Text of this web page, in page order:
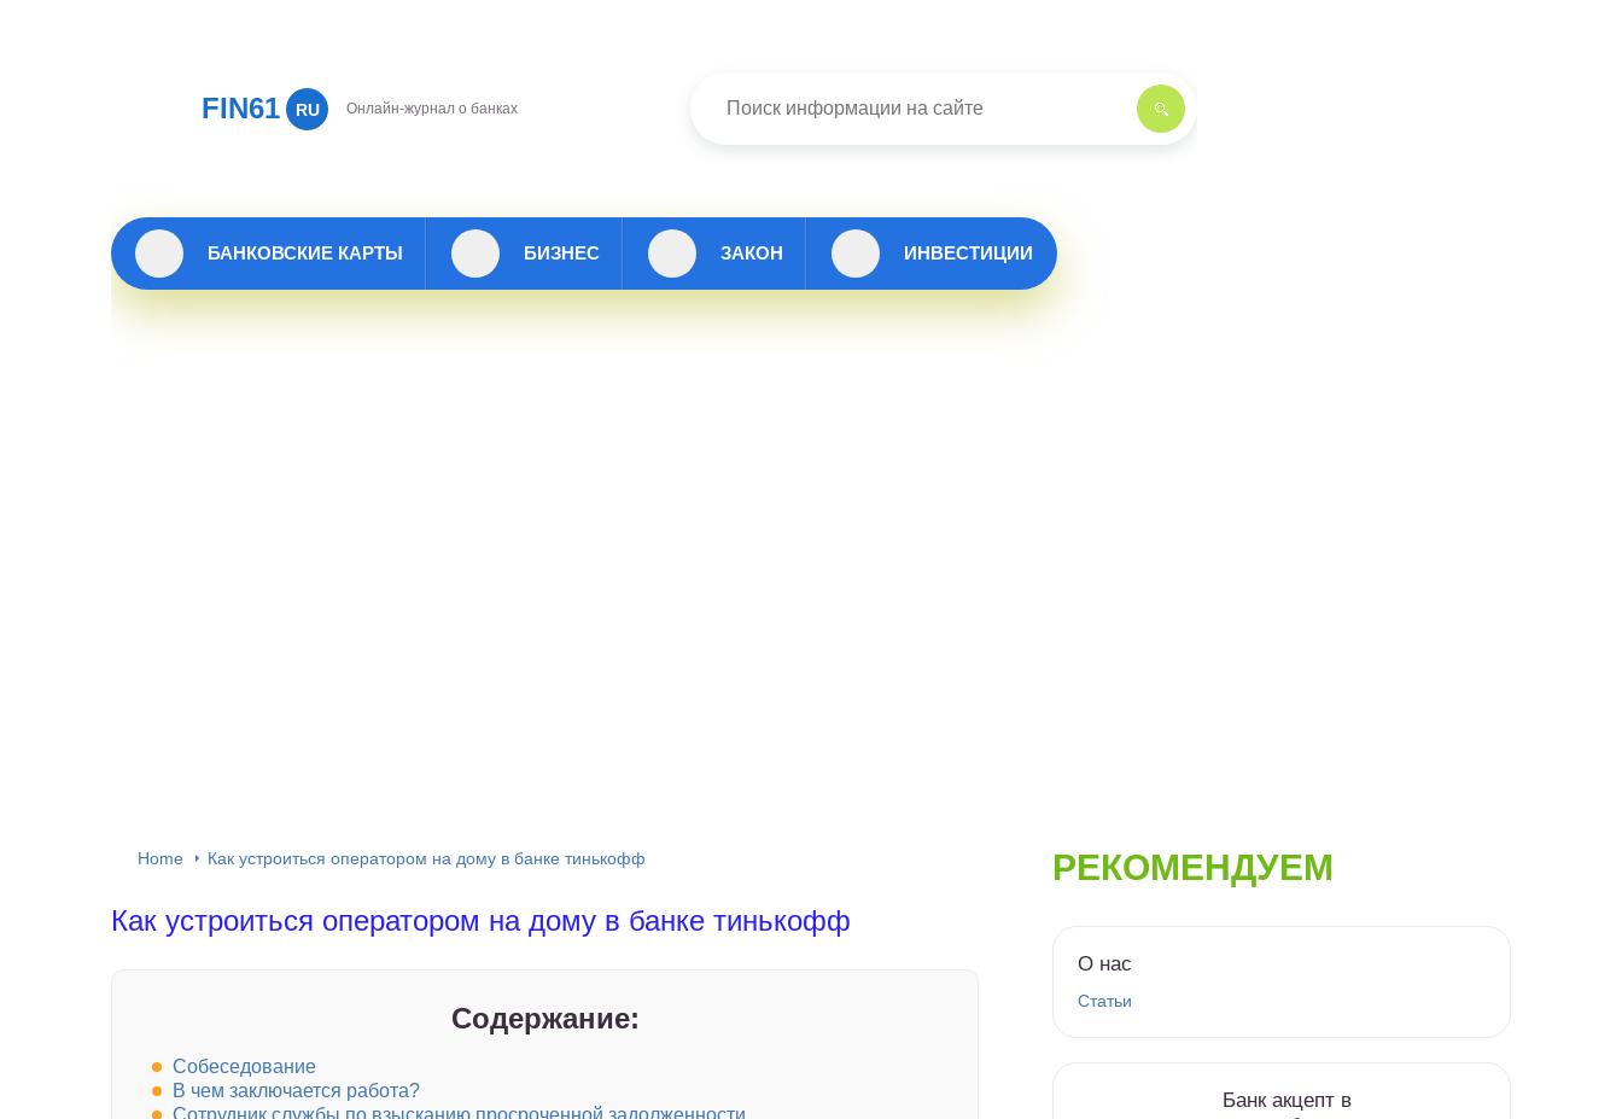
FIN61 RU Онлайн-журнал о банках
БАНКОВСКИЕ КАРТЫ БИЗНЕС ЗАКОН ИНВЕСТИЦИИ
Home Как устроиться оператором на дому в банке тинькофф
Как устроиться оператором на дому в банке тинькофф
Содержание:
Собеседование
В чем заключается работа?
РЕКОМЕНДУЕМ
О нас
Статьи
Банк акцепт в